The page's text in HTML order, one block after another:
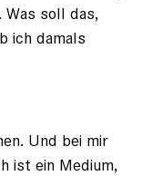
Was soll das,
ich damals
Und bei mir
ist ein Medium,